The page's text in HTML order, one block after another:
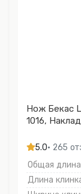
Нож Бекас
1016,
5.0• 265
Общая
Длина